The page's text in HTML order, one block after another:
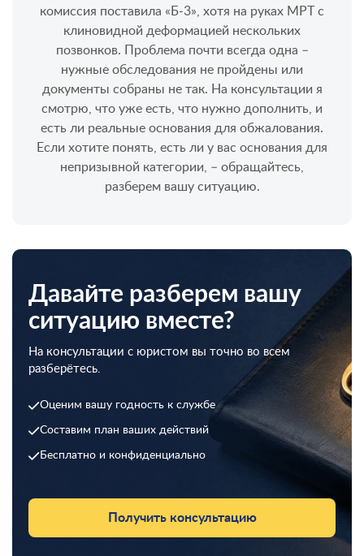
комиссия поставила «Б-3», хотя на руках МРТ с
клиновидной деформацией нескольких
позвонков. Проблема почти всегда одна –
нужные обследования не пройдены или
документы собраны не так. На консультации я
смотрю, что уже есть, что нужно дополнить, и
есть ли реальные основания для обжалования.
Если хотите понять, есть ли у вас основания для
непризывной категории, – обращайтесь,
разберем вашу ситуацию.
Давайте разберем вашу
ситуацию вместе?
На консультации с юристом вы точно во всем
разберётесь.
Оценим вашу годность к службе
Составим план ваших действий
Бесплатно и конфиденциально
Получить консультацию